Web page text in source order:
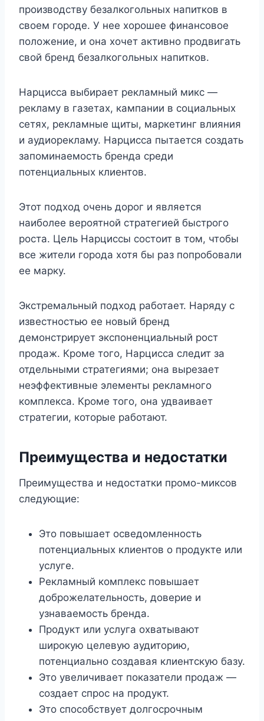
производству безалкогольных напитков в
своем городе. У нее хорошее финансовое
положение, и она хочет активно продвигать
свой бренд безалкогольных напитков.
Нарцисса выбирает рекламный микс —
рекламу в газетах, кампании в социальных
сетях, рекламные щиты, маркетинг влияния
и аудиорекламу. Нарцисса пытается создать
запоминаемость бренда среди
потенциальных клиентов.
Этот подход очень дорог и является
наиболее вероятной стратегией быстрого
роста. Цель Нарциссы состоит в том, чтобы
все жители города хотя бы раз попробовали
ее марку.
Экстремальный подход работает. Наряду с
известностью ее новый бренд
демонстрирует экспоненциальный рост
продаж. Кроме того, Нарцисса следит за
отдельными стратегиями; она вырезает
неэффективные элементы рекламного
комплекса. Кроме того, она удваивает
стратегии, которые работают.
Преимущества и недостатки
Преимущества и недостатки промо-миксов
следующие:
Это повышает осведомленность
потенциальных клиентов о продукте или
услуге.
Рекламный комплекс повышает
доброжелательность, доверие и
узнаваемость бренда.
Продукт или услуга охватывают
широкую целевую аудиторию,
потенциально создавая клиентскую базу.
Это увеличивает показатели продаж —
создает спрос на продукт.
Это способствует долгосрочным